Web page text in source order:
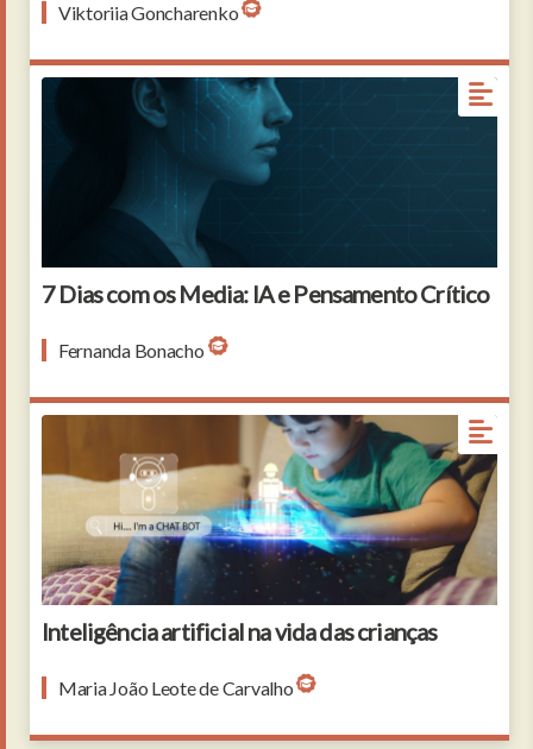
Viktoriia Goncharenko
7 Dias com os Media: IA e Pensamento Crítico
Fernanda Bonacho
Education Technology Learning concept,Kid using
CHAT BOT building robot game on tablet with
notification face icon pop up,Boy programming
Robot with exposure screen web surfing,cyber
diagram interface
Inteligência artificial na vida das crianças
Maria João Leote de Carvalho